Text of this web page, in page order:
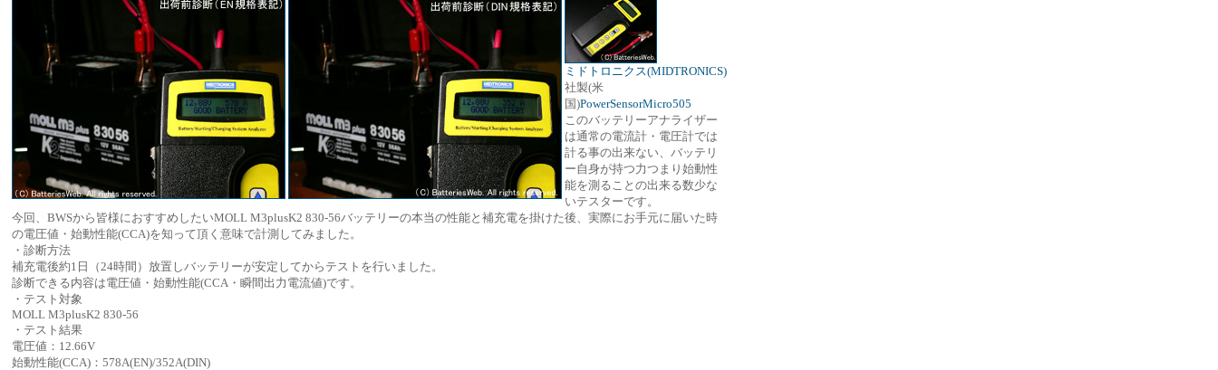
ミドトロニクス(MIDTRONICS)
社製(米
国)PowerSensorMicro505
このバッテリーアナライザー
は通常の電流計・電圧計では
計る事の出来ない、バッテリ
ー自身が持つ力つまり始動性
能を測ることの出来る数少な
いテスターです。
今回、BWSから皆様におすすめしたいMOLL M3plusK2 830-56バッテリーの本当の性能と補充電を掛けた後、実際にお手元に届いた時
の電圧値・始動性能(CCA)を知って頂く意味で計測してみました。
・診断方法
補充電後約1日（24時間）放置しバッテリーが安定してからテストを行いました。
診断できる内容は電圧値・始動性能(CCA・瞬間出力電流値)です。
・テスト対象
MOLL M3plusK2 830-56
・テスト結果
電圧値：12.66V
始動性能(CCA)：578A(EN)/352A(DIN)